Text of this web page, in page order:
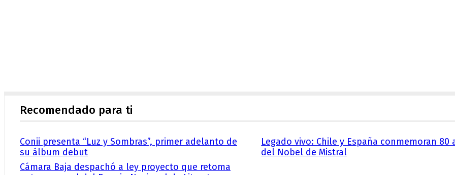
Recomendado para ti
Conii presenta “Luz y Sombras”, primer adelanto de
su álbum debut
Legado vivo: Chile y España conmemoran 80
del Nobel de Mistral
Cámara Baja despachó a ley proyecto que retoma